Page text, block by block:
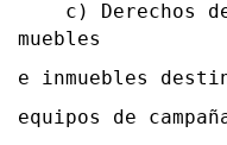
c) Derechos de
muebles
e inmuebles
equipos de